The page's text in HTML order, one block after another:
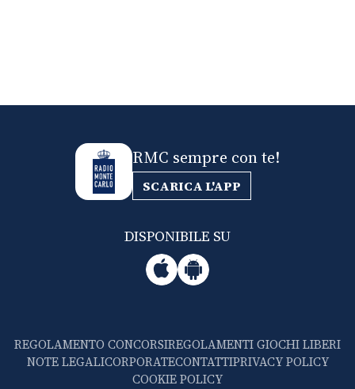
RMC sempre con te!
SCARICA L'APP
DISPONIBILE SU
REGOLAMENTO CONCORSIREGOLAMENTI GIOCHI LIBERI
NOTE LEGALICORPORATECONTATTIPRIVACY POLICY
COOKIE POLICY